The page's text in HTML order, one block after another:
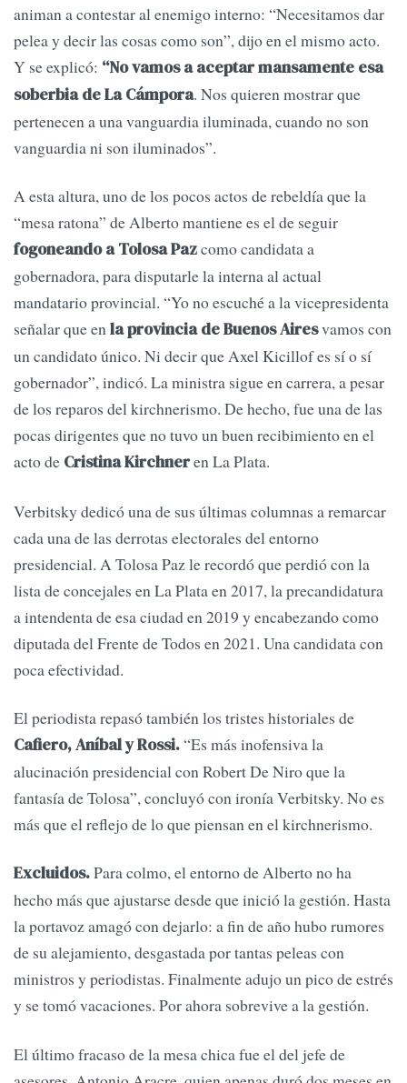
animan a contestar al enemigo interno: “Necesitamos dar
pelea y decir las cosas como son”, dijo en el mismo acto.
Y se explicó: “No vamos a aceptar mansamente esa
soberbia de La Cámpora. Nos quieren mostrar que
pertenecen a una vanguardia iluminada, cuando no son
vanguardia ni son iluminados”.
A esta altura, uno de los pocos actos de rebeldía que la
“mesa ratona” de Alberto mantiene es el de seguir
fogoneando a Tolosa Pazcomo candidata a
gobernadora, para disputarle la interna al actual
mandatario provincial. “Yo no escuché a la vicepresidenta
señalar que enla provincia de Buenos Airesvamos con
un candidato único. Ni decir que Axel Kicillof es sí o sí
gobernador”, indicó. La ministra sigue en carrera, a pesar
de los reparos del kirchnerismo. De hecho, fue una de las
pocas dirigentes que no tuvo un buen recibimiento en el
acto de Cristina Kirchneren La Plata.
Verbitsky dedicó una de sus últimas columnas a remarcar
cada una de las derrotas electorales del entorno
presidencial. A Tolosa Paz le recordó que perdió con la
lista de concejales en La Plata en 2017, la precandidatura
a intendenta de esa ciudad en 2019 y encabezando como
diputada del Frente de Todos en 2021. Una candidata con
poca efectividad.
El periodista repasó también los tristes historiales de
Cafiero, Aníbal y Rossi.“Es más inofensiva la
alucinación presidencial con Robert De Niro que la
fantasía de Tolosa”, concluyó con ironía Verbitsky. No es
más que el reflejo de lo que piensan en el kirchnerismo.
Excluidos.Para colmo, el entorno de Alberto no ha
hecho más que ajustarse desde que inició la gestión. Hasta
la portavoz amagó con dejarlo: a fin de año hubo rumores
de su alejamiento, desgastada por tantas peleas con
ministros y periodistas. Finalmente adujo un pico de estrés
y se tomó vacaciones. Por ahora sobrevive a la gestión.
El último fracaso de la mesa chica fue el del jefe de